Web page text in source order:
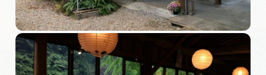
岐阜県アウトドア観光キャンペーン
岐阜県まるごと観光エリアガイド